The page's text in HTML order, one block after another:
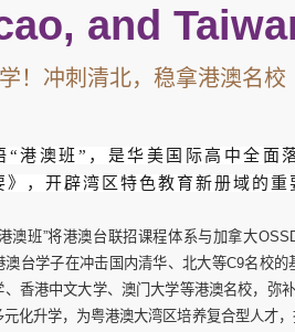
and
！冲刺清北，稳拿港澳名校
“港澳班”，是华美国际高中全面
》，开辟湾区特色教育新册域的重
澳班”将港澳台联招课程体系与加拿大
澳台学子在冲击国内清华、北大等C9名校
香港中文大学、澳门大学等港澳名校，弥补
元化升学，为粤港澳大湾区培养复合型人才